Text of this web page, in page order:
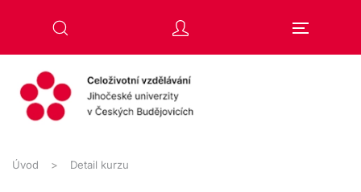
Úvod Detail kurzu